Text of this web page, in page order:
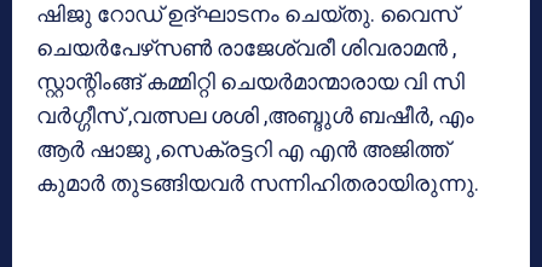
ഷിജു റോഡ് ഉദ്ഘാടനം ചെയ്തു. വൈസ്
ചെയര്‍പേഴ്‌സണ്‍ രാജേശ്വരീ ശിവരാമന്‍ ,
സ്റ്റാന്റിംങ്ങ് കമ്മിറ്റി ചെയര്‍മാന്മാരായ വി സി
വര്‍ഗ്ഗീസ് ,വത്സല ശശി ,അബ്ദുള്‍ ബഷീര്‍, എം
ആര്‍ ഷാജു ,സെക്രട്ടറി എ എന്‍ അജിത്ത്
കുമാര്‍ തുടങ്ങിയവര്‍ സന്നിഹിതരായിരുന്നു.